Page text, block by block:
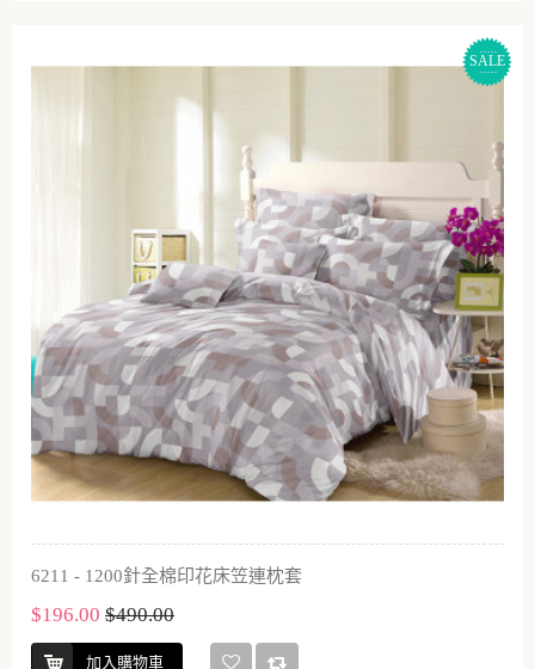
SALE
6211 - 1200針全棉印花床笠連枕套
$196.00 $490.00
加入購物車